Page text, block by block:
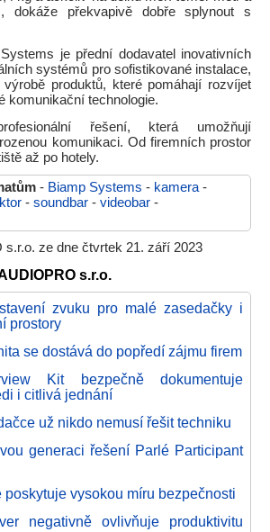
překvapivě dobře splynout s
je přední dodavatel inovativních
systémů pro sofistikované instalace,
produktů, které pomáhají rozvíjet
komunikační technologie.
řešení, která umožňují
komunikaci. Od firemních prostor
až po hotely.
- Biamp Systems - kamera -
- soundbar - videobar -
s.r.o. ze dne čtvrtek 21. září 2023
s.r.o.
zvuku pro malé zasedačky i
prostory
se dostává do popředí zájmu firem
Kit bezpečně dokumentuje
i citlivá jednání
už nikdo nemusí řešit techniku
generaci řešení Parlé Participant
poskytuje vysokou míru bezpečnosti
negativně ovlivňuje produktivitu